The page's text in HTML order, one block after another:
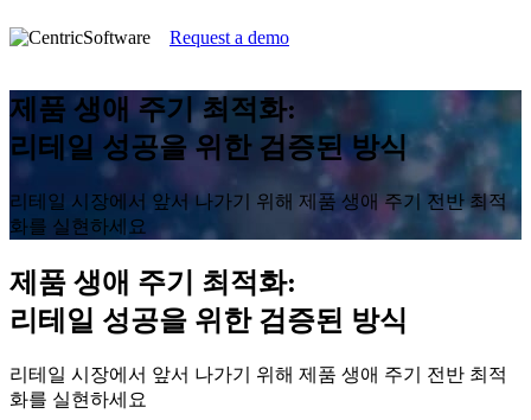
Request a demo
제품 생애 주기 최적화:
리테일 성공을 위한 검증된 방식
리테일 시장에서 앞서 나가기 위해 제품 생애 주기 전반 최적
화를 실현하세요
제품 생애 주기 최적화:
리테일 성공을 위한 검증된 방식
리테일 시장에서 앞서 나가기 위해 제품 생애 주기 전반 최적
화를 실현하세요